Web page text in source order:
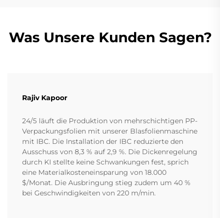
Was Unsere Kunden Sagen?
Rajiv Kapoor
24/5 läuft die Produktion von mehrschichtigen PP-
Verpackungsfolien mit unserer Blasfolienmaschine
mit IBC. Die Installation der IBC reduzierte den
Ausschuss von 8,3 % auf 2,9 %. Die Dickenregelung
durch KI stellte keine Schwankungen fest, sprich
eine Materialkosteneinsparung von 18.000
$/Monat. Die Ausbringung stieg zudem um 40 %
bei Geschwindigkeiten von 220 m/min.